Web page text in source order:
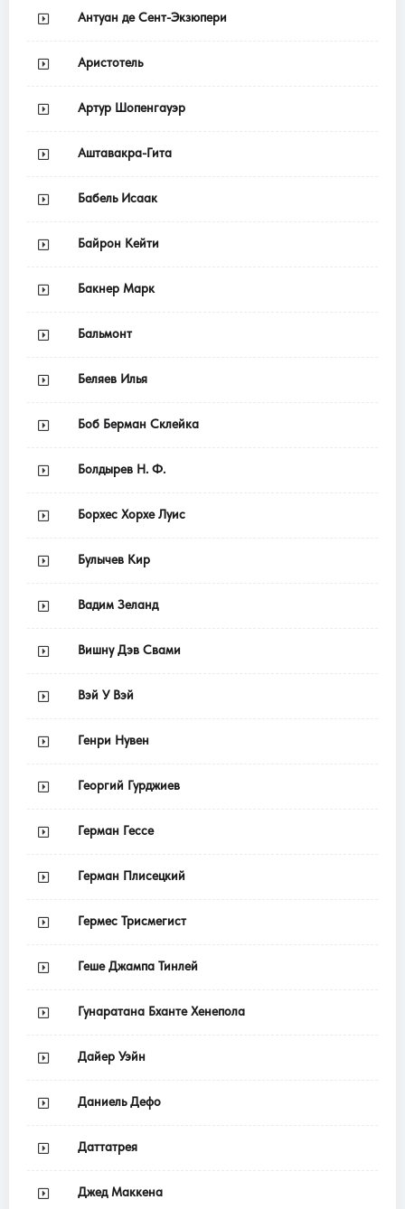
Антуан де Сент-Экзюпери
Аристотель
Артур Шопенгауэр
Аштавакра-Гита
Бабель Исаак
Байрон Кейти
Бакнер Марк
Бальмонт
Беляев Илья
Боб Берман Склейка
Болдырев Н. Ф.
Борхес Хорхе Луис
Булычев Кир
Вадим Зеланд
Вишну Дэв Свами
Вэй У Вэй
Генри Нувен
Георгий Гурджиев
Герман Гессе
Герман Плисецкий
Гермес Трисмегист
Геше Джампа Тинлей
Гунаратана Бханте Хенепола
Дайер Уэйн
Даниель Дефо
Даттатрея
Джед Маккена